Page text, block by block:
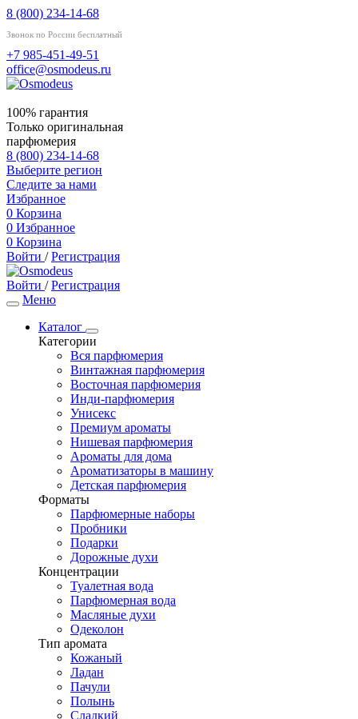
8 (800) 234-14-68
Звонок по России бесплатный
+7 985-451-49-51
office@osmodeus.ru
100% гарантия
Только оригинальная
парфюмерия
8 (800) 234-14-68
Выберите регион
Следите за нами
Избранное
0 Корзина
0 Избранное
0 Корзина
Войти / Регистрация
Войти / Регистрация
Меню
Каталог
Категории
Вся парфюмерия
Винтажная парфюмерия
Восточная парфюмерия
Инди-парфюмерия
Унисекс
Премиум ароматы
Нишевая парфюмерия
Ароматы для дома
Ароматизаторы в машину
Детская парфюмерия
Форматы
Парфюмерные наборы
Пробники
Подарки
Дорожные духи
Концентрации
Туалетная вода
Парфюмерная вода
Масляные духи
Одеколон
Тип аромата
Кожаный
Ладан
Пачули
Полынь
Сладкий